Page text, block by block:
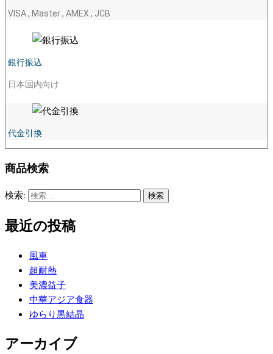
VISA , Master , AMEX , JCB
銀行振込
日本国内向け
代金引換
商品検索
検索:
最近の投稿
風車
超耐熱
美濃益子
中華アジア食器
ゆらり黒結晶
アーカイブ